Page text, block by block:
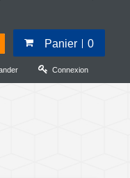
Panier
0
Connexion